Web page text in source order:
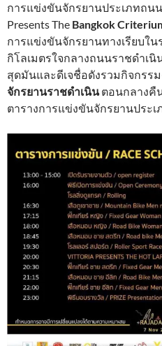
การแข่งขันจักรยานประเภทถนน
Presents The Bangkok
การแข่งขันจักรยานทางเรียบใ
กิโลเมตรใจกลางถนนราชดำเ
สุดมันและดีเจชื่อดังรวมกิจกรร
จักรยานราชดำเนินตอนกลางคื
ตารางการแข่งขันจักรยานประ